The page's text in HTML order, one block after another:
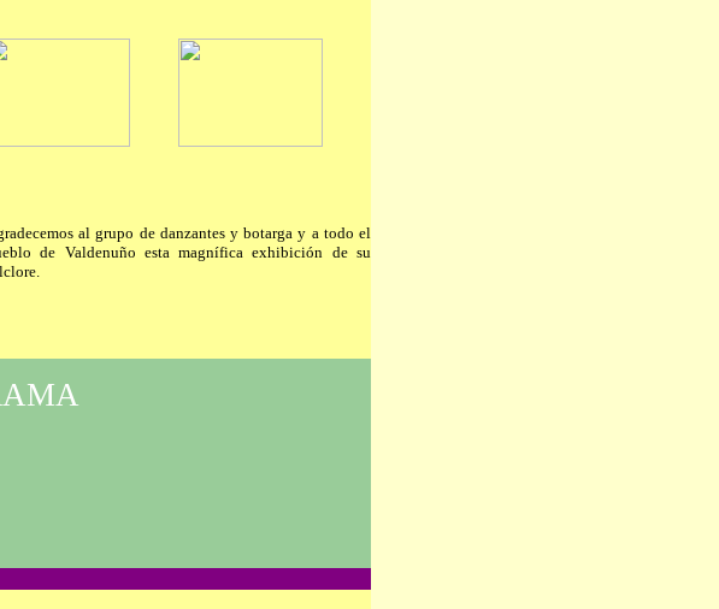
al grupo de danzantes y botarga y a todo el
de Valdenuño esta magnífica exhibición de su